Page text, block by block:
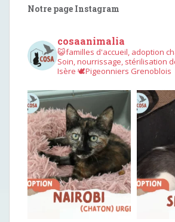
Notre page Instagram
cosaanimalia
😺familles d'accueil, adoption
Soin, nourrissage, stérilisation
Isère 🕊︎Pigeonniers Grenoblois